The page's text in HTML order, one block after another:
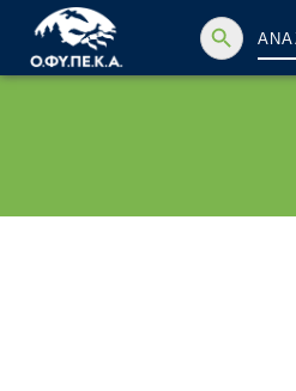
Search
for:
Search Button